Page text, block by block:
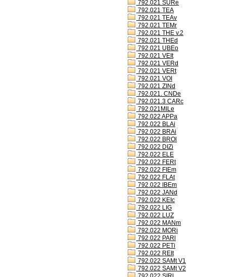
792.021 SURe
792.021 TEA
792.021 TEAv
792.021 TEMr
792.021 THE v.2
792.021 THEd
792.021 UBEo
792.021 VEIt
792.021 VERd
792.021 VERt
792.021 VOI
792.021 ZINd
792.021. CNDe
792.021.3 CARc
792.021MILe
792.022 APPa
792.022 BLAi
792.022 BRAi
792.022 BROl
792.022 DIZi
792.022 ELE
792.022 FERt
792.022 FIEm
792.022 FLAt
792.022 IBEm
792.022 JANd
792.022 KEIc
792.022 LIG
792.022 LUZ
792.022 MANm
792.022 MORi
792.022 PARl
792.022 PETi
792.022 REIt
792.022 SAMt V1
792.022 SAMt V2